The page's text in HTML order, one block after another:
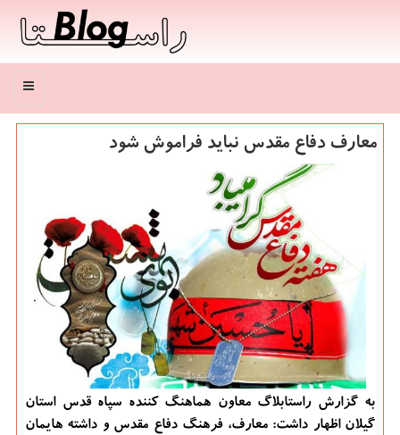
منو
معارف دفاع مقدس نباید فراموش شود
به گزارش راستابلاگ معاون هماهنگ كننده سپاه قدس استان
گیلان اظهار داشت: معارف، فرهنگ دفاع مقدس و داشته هایمان